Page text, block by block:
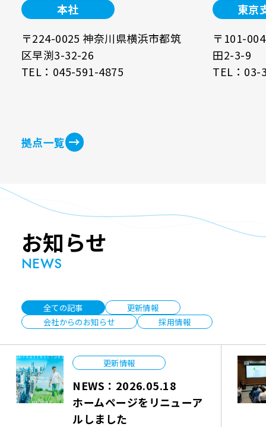
本社
〒224-0025 神奈川県横浜市都筑
区早渕3-32-26
TEL：045-591-4875
東京
〒101-
田2-3-9
TEL：03-
拠点一覧
お知らせ
NEWS
全ての記事
更新情報
会社からのお知らせ
採用情報
更新情報
NEWS：2026.05.18
ホームページをリニューア
ルしました